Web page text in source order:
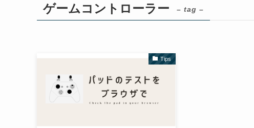
ゲームコントローラー – tag –
Tips